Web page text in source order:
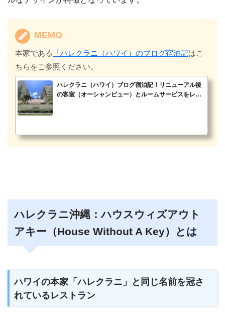
MEMO
本家である 「ハレクラニ（ハワイ）のブログ宿泊記はこ
ちらをご参照ください。
ハレクラニ（ハワイ）ブログ宿泊記！リニューアル後
の客室（オーシャンビュー）とルームサービスをレポ
ハレクラニ沖縄：ハウスウィズアウト
アキー（House Without A Key）とは
ハワイの本家「ハレクラニ」と同じ名前を冠さ
れているレストラン